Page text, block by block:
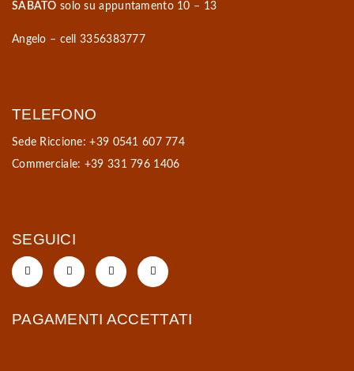
SABATO solo su appuntamento 10 – 13
Angelo – cell 3356383777
TELEFONO
Sede Riccione: +39 0541 607 774
Commerciale: +39 331 796 1406
SEGUICI
PAGAMENTI ACCETTATI